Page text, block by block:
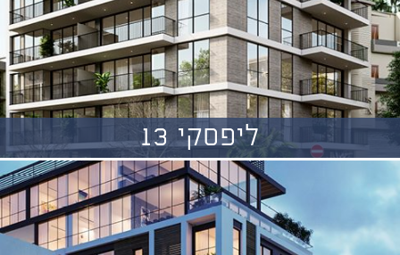
ליפסקי 13